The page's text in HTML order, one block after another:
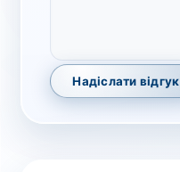
Надіслати відгук